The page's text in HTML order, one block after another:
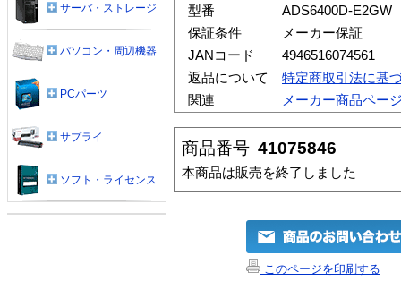
型番
ADS6400D-E2GW
保証条件
メーカー保証
JANコード
4946516074561
返品について
特定商取引法に基
関連
メーカー商品ペー
商品番号 41075846
本商品は販売を終了しました
このページを印刷する
サーバ・ストレージ
パソコン・周辺機器
PCパーツ
サプライ
ソフト・ライセンス